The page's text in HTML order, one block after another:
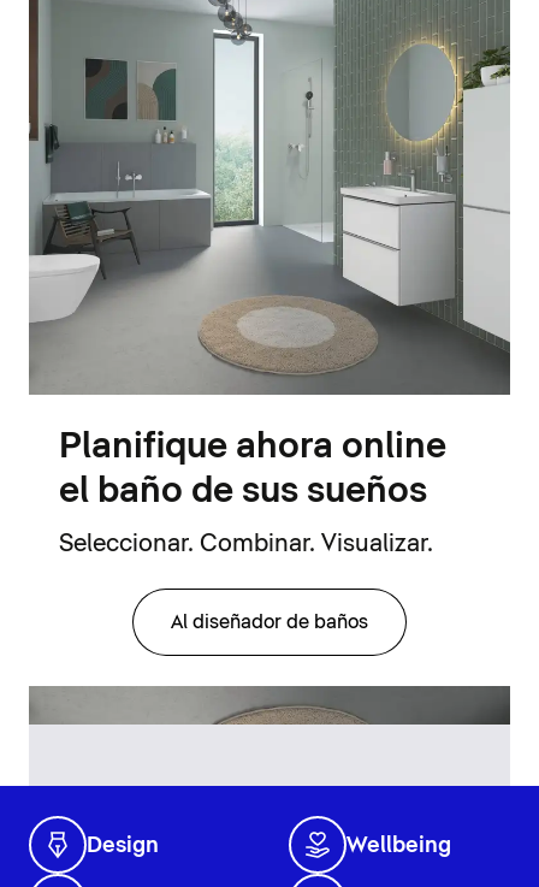
Planifique ahora online
el baño de sus sueños
Seleccionar. Combinar. Visualizar.
Al diseñador de baños
Design Wellbeing